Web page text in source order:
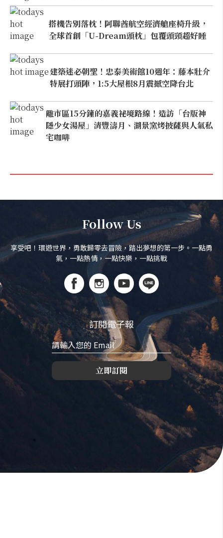
搭機告別落枕！阿聯酋航空經濟艙座椅升級，
全球首創「U-Dream頭枕」包覆頭頸超好睡
建築迷必朝聖！忠泰美術館10週年：藤本壯介
特展打頭陣，1:5大屋根8月震撼空降台北
離市區15分鐘的嘉義祕境路線！造訪「台版神
隱少女湯屋」清豐濤月、湖景窯烤披薩與人氣私
宅咖啡
Follow Us
享受吧！環遊世界，勇敢歸零去冒險，踏出夢想的第一步。一點勇
氣，一點熱情，一點快樂，一點挑戰
訂閱電子報
立即訂閱